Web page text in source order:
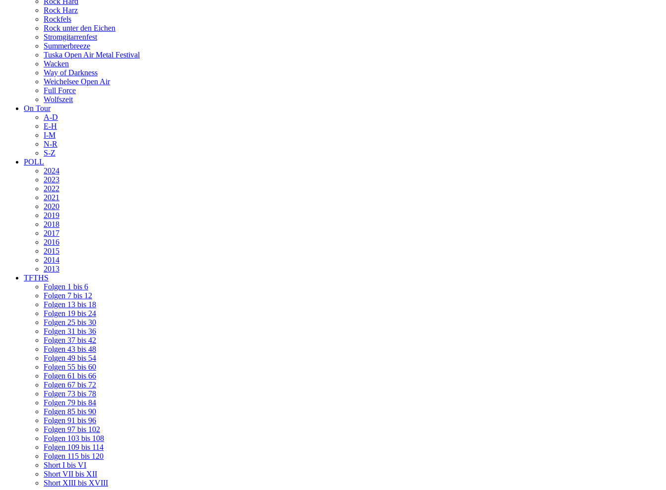
Rock Harz
Rockfels
Rock unter den Eichen
Stromgitarrenfest
Summerbreeze
Tuska Open Air Metal Festival
Wacken
Way of Darkness
Weichelsee Open Air
Full Force
Wolfszeit
On Tour
A-D
E-H
I-M
N-R
S-Z
POLL
2024
2023
2022
2021
2020
2019
2018
2017
2016
2015
2014
2013
TFTHS
Folgen 1 bis 6
Folgen 7 bis 12
Folgen 13 bis 18
Folgen 19 bis 24
Folgen 25 bis 30
Folgen 31 bis 36
Folgen 37 bis 42
Folgen 43 bis 48
Folgen 49 bis 54
Folgen 55 bis 60
Folgen 61 bis 66
Folgen 67 bis 72
Folgen 73 bis 78
Folgen 79 bis 84
Folgen 85 bis 90
Folgen 91 bis 96
Folgen 97 bis 102
Folgen 103 bis 108
Folgen 109 bis 114
Folgen 115 bis 120
Short I bis VI
Short VII bis XII
Short XIII bis XVIII